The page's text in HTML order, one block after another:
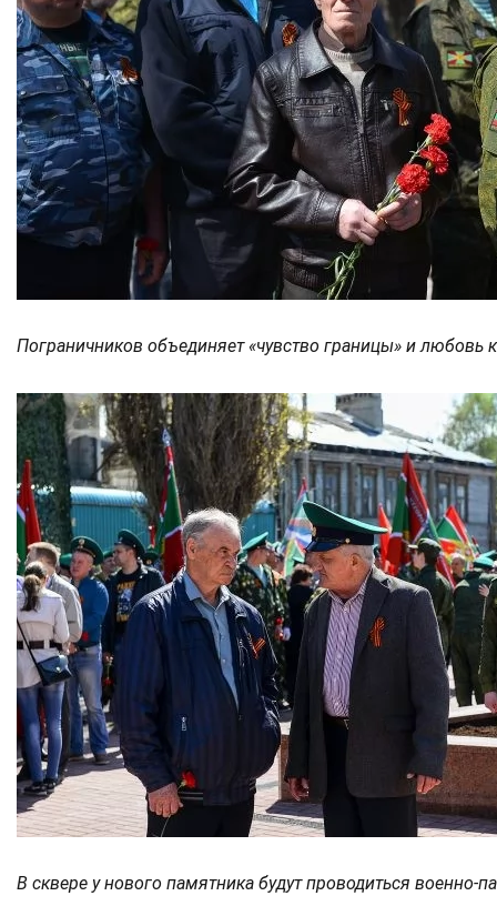
Пограничников объединяет «чувство границы» и любовь
В сквере у нового памятника будут проводиться военно-